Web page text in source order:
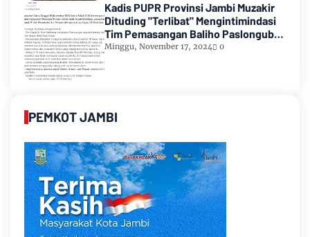
Kadis PUPR Provinsi Jambi Muzakir
Dituding "Terlibat" Mengintimindasi
Tim Pemasangan Baliho Paslongub
Romi-Sudirman
Minggu, November 17, 2024 0
PEMKOT JAMBI